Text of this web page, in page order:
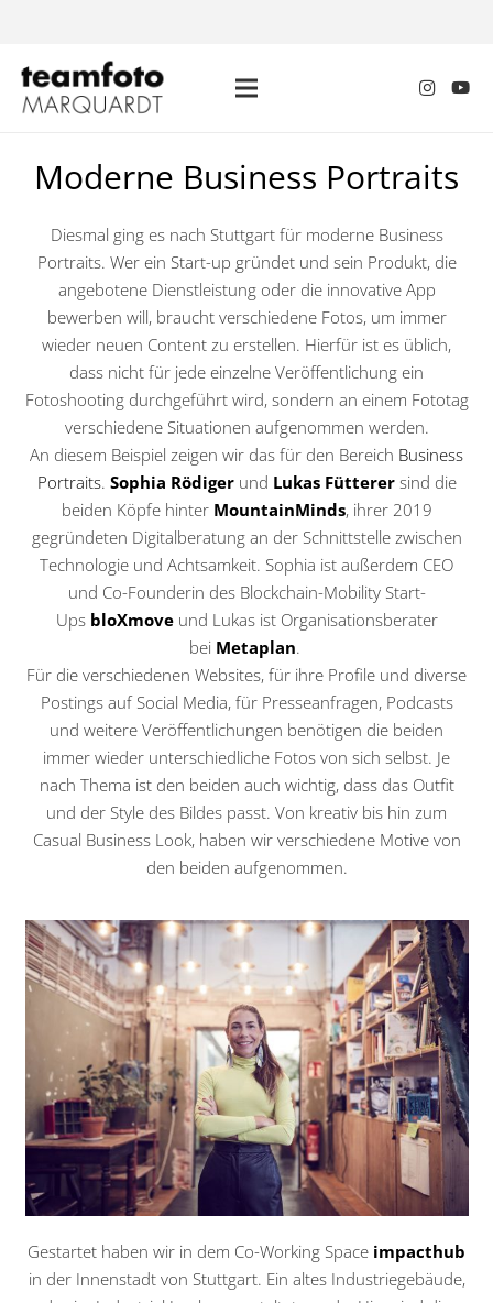
Moderne Business Portraits
Diesmal ging es nach Stuttgart für moderne Business
Portraits. Wer ein Start-up gründet und sein Produkt, die
angebotene Dienstleistung oder die innovative App
bewerben will, braucht verschiedene Fotos, um immer
wieder neuen Content zu erstellen. Hierfür ist es üblich,
dass nicht für jede einzelne Veröffentlichung ein
Fotoshooting durchgeführt wird, sondern an einem Fototag
verschiedene Situationen aufgenommen werden.
An diesem Beispiel zeigen wir das für den Bereich Business
Portraits. Sophia Rödigerund Lukas Fütterersind die
beiden Köpfe hinter MountainMinds, ihrer 2019
gegründeten Digitalberatung an der Schnittstelle zwischen
Technologie und Achtsamkeit. Sophia ist außerdem CEO
und Co-Founderin des Blockchain-Mobility Start-
Ups bloXmoveund Lukas ist Organisationsberater
bei Metaplan.
Für die verschiedenen Websites, für ihre Profile und diverse
Postings auf Social Media, für Presseanfragen, Podcasts
und weitere Veröffentlichungen benötigen die beiden
immer wieder unterschiedliche Fotos von sich selbst. Je
nach Thema ist den beiden auch wichtig, dass das Outfit
und der Style des Bildes passt. Von kreativ bis hin zum
Casual Business Look, haben wir verschiedene Motive von
den beiden aufgenommen.
Gestartet haben wir in dem Co-Working Space impacthub
in der Innenstadt von Stuttgart. Ein altes Industriegebäude,